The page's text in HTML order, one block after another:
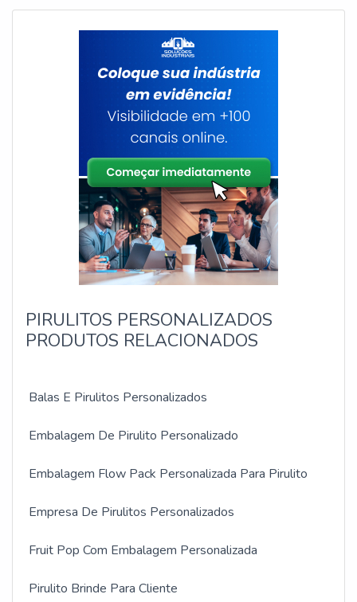
PIRULITOS PERSONALIZADOS
PRODUTOS RELACIONADOS
Balas E Pirulitos Personalizados
Embalagem De Pirulito Personalizado
Embalagem Flow Pack Personalizada Para Pirulito
Empresa De Pirulitos Personalizados
Fruit Pop Com Embalagem Personalizada
Pirulito Brinde Para Cliente